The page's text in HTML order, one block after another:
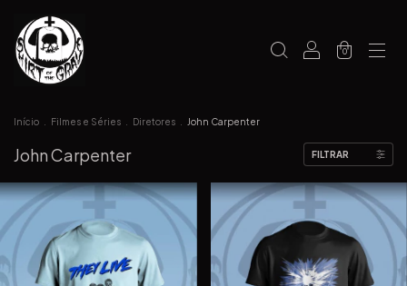
0
Início Filmes e Séries Diretores John Carpenter
John Carpenter FILTRAR